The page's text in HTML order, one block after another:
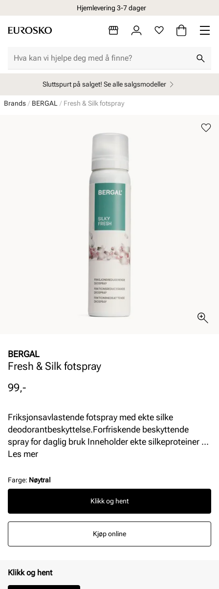
Hjemlevering 3-7 dager
Sluttspurt på salget! Se alle salgsmodeller
Brands BERGAL Fresh & Silk fotspray
BERGAL
Fresh & Silk fotspray
Pris
99,-
Friksjonsavlastende fotspray med ekte silke
deodorantbeskyttelse.Forfriskende beskyttende
spray for daglig bruk Inneholder ekte silkeproteiner og
aktive midler for å redusere friksjon. Beskyttelse mot
strømper. Holder føttene komfortable, tørre og friske,
hemmer vekst av bakterier og sopp. Ingen kunstige
fargestoffer, aluminiumsalter eller parabener.
Les mer
Farge: Nøytral
Klikk og hent
Kjøp online
Klikk og hent